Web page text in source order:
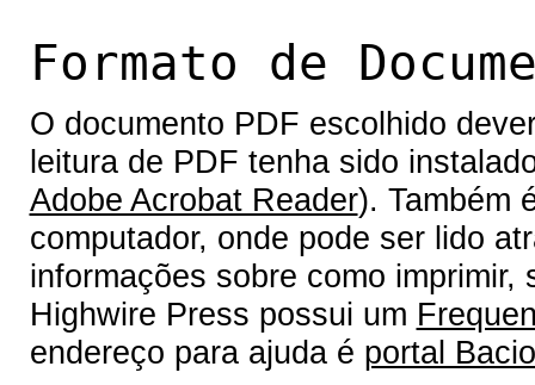
Formato de
O documento PDF escolhido
leitura de PDF tenha sido
Adobe Acrobat Reader). Também
computador, onde pode ser lido
informações sobre como
Highwire Press possui um
endereço para ajuda é portal